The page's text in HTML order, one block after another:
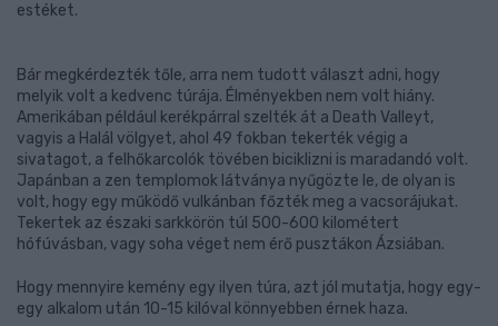
estéket.
Bár megkérdezték tőle, arra nem tudott választ adni, hogy
melyik volt a kedvenc túrája. Élményekben nem volt hiány.
Amerikában például kerékpárral szelték át a Death Valleyt,
vagyis a Halál völgyet, ahol 49 fokban tekerték végig a
sivatagot, a felhőkarcolók tövében biciklizni is maradandó volt.
Japánban a zen templomok látványa nyűgözte le, de olyan is
volt, hogy egy működő vulkánban főzték meg a vacsorájukat.
Tekertek az északi sarkkörön túl 500-600 kilométert
hófúvásban, vagy soha véget nem érő pusztákon Ázsiában.
Hogy mennyire kemény egy ilyen túra, azt jól mutatja, hogy egy-
egy alkalom után 10-15 kilóval könnyebben érnek haza.